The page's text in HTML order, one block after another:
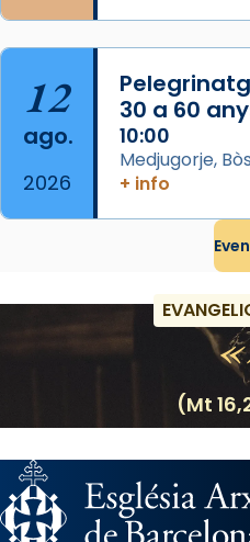
12
ago.
2026
30 a 60
10:00
Medjugorje,
+ info
(Mt